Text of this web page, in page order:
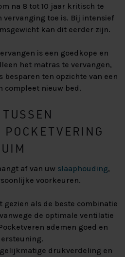
na 8 tot 10 jaar kritisch te
vervanging toe is. Bij intensief
kan dit eerder zijn.
is een goedkope en
het matras te vervangen,
besparen ten opzichte van een
compleet nieuw bed.
af van uw slaaphouding,
voorkeuren.
gezien als de beste combinatie
de optimale ventilatie
ademen goed en
drukverdeling en